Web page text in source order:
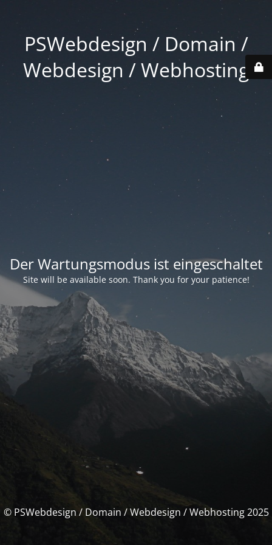
PSWebdesign / Domain /
Webdesign / Webhosting
Der Wartungsmodus ist eingeschaltet
Site will be available soon. Thank you for your patience!
© PSWebdesign / Domain / Webdesign / Webhosting 2025